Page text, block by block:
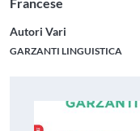
Autori Vari
GARZANTI LINGUISTICA